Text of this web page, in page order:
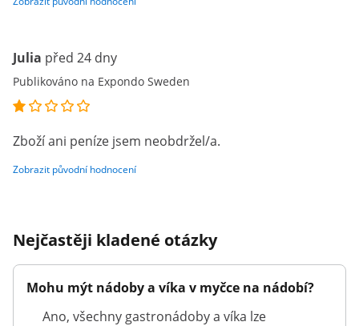
Julia před 24 dny
Publikováno na Expondo Sweden
Zboží ani peníze jsem neobdržel/a.
Zobrazit původní hodnocení
Nejčastěji kladené otázky
Mohu mýt nádoby a víka v myčce na nádobí?
Ano, všechny gastronádoby a víka lze